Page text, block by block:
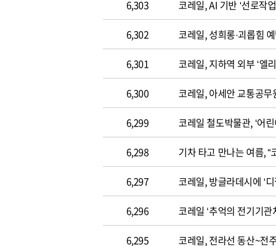
6,303 코레일, AI 기반 ‘선로작
6,302 코레일, 성희롱·괴롭힘
6,301 코레일, 지하역 외부 ‘엘
6,300 코레일, 아세안 교통공무
6,299 코레일 철도박물관, ‘어
6,298 기차 타고 만나는 여름,
6,297 코레일, 방글라데시에 ‘
6,296 코레일 ‘추억의 전기기관
6,295 코레일, 전라선 동산~전